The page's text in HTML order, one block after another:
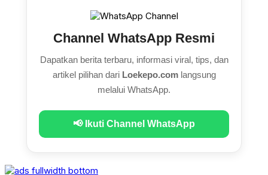
Channel WhatsApp Resmi
Dapatkan berita terbaru, informasi viral, tips, dan
artikel pilihan dari Loekepo.comlangsung
melalui WhatsApp.
📢 Ikuti Channel WhatsApp